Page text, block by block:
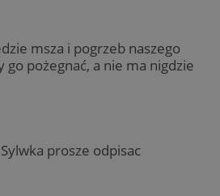
msza i pogrzeb naszego
go pożegnać, a nie ma nigdzie
prosze odpisac